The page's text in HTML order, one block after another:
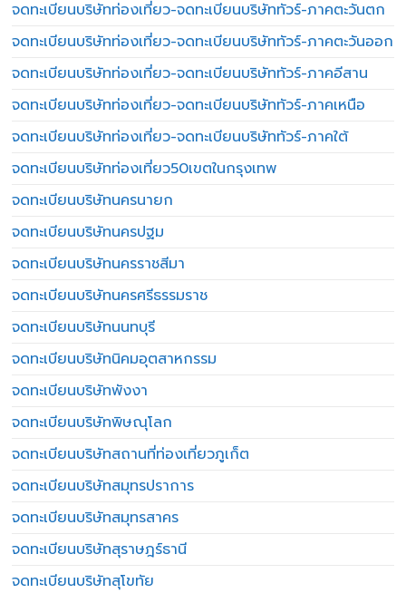
จดทะเบียนบริษัทท่องเที่ยว-จดทะเบียนบริษัททัวร์-ภาคตะวันตก
จดทะเบียนบริษัทท่องเที่ยว-จดทะเบียนบริษัททัวร์-ภาคตะวันออก
จดทะเบียนบริษัทท่องเที่ยว-จดทะเบียนบริษัททัวร์-ภาคอีสาน
จดทะเบียนบริษัทท่องเที่ยว-จดทะเบียนบริษัททัวร์-ภาคเหนือ
จดทะเบียนบริษัทท่องเที่ยว-จดทะเบียนบริษัททัวร์-ภาคใต้
จดทะเบียนบริษัทท่องเที่ยว50เขตในกรุงเทพ
จดทะเบียนบริษัทนครนายก
จดทะเบียนบริษัทนครปฐม
จดทะเบียนบริษัทนครราชสีมา
จดทะเบียนบริษัทนครศรีธรรมราช
จดทะเบียนบริษัทนนทบุรี
จดทะเบียนบริษัทนิคมอุตสาหกรรม
จดทะเบียนบริษัทพังงา
จดทะเบียนบริษัทพิษณุโลก
จดทะเบียนบริษัทสถานที่ท่องเที่ยวภูเก็ต
จดทะเบียนบริษัทสมุทรปราการ
จดทะเบียนบริษัทสมุทรสาคร
จดทะเบียนบริษัทสุราษฎร์ธานี
จดทะเบียนบริษัทสุโขทัย